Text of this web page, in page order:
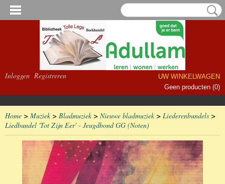
Inloggen Registreren
UW WINKELWAGEN
Geen producten (0)
Home > Muziek> Bladmuziek> Nieuwe bladmuziek> Liederenbundels >
Liedbundel 'Tot Zijn Eer' - Jeugdbond GG (Noten)